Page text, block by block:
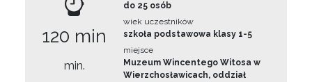
120 min
min.
do 25 osób
wiek uczestników
szkoła podstawowa klasy 1-5
miejsce
Muzeum Wincentego Witosa w
Wierzchosławicach, oddział